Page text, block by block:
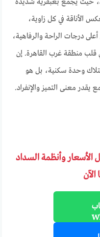
حيث يجمع بعبقرية شديدة
الأناقة في كل زاوية،
درجات الراحة والرفاهية،
قلب منطقة غرب القاهرة. إن
وحدة سكنية، بل هو
معنى التميز والإنفراد.
الأسعار وأنظمة السداد